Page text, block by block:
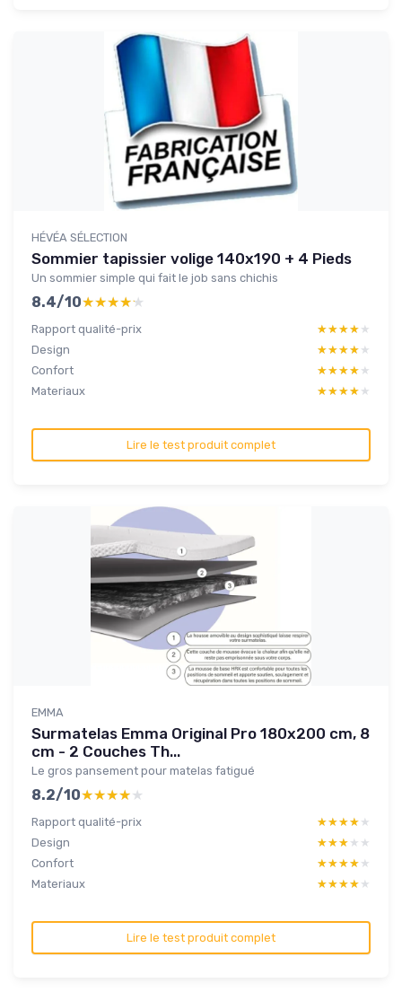
HÉVÉA SÉLECTION
Sommier tapissier volige 140x190 + 4 Pieds
Un sommier simple qui fait le job sans chichis
8.4/10★★★★★
★★★★★
Rapport qualité-prix ★★★★★
★★★★★
Design
★★★★★
★★★★★
Confort
★★★★★
★★★★★
Materiaux
★★★★★
★★★★★
Lire le test produit complet
EMMA
Surmatelas Emma Original Pro 180x200 cm, 8
cm - 2 Couches Th...
Le gros pansement pour matelas fatigué
8.2/10★★★★★
★★★★★
Rapport qualité-prix ★★★★★
★★★★★
Design
★★★★★
★★★★★
Confort
★★★★★
★★★★★
Materiaux
★★★★★
★★★★★
Lire le test produit complet